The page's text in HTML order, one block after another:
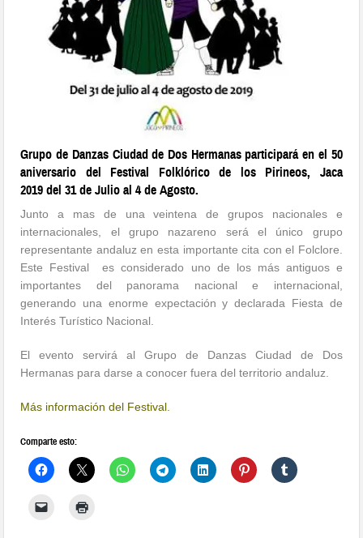
Grupo de Danzas Ciudad de Dos Hermanas participará en el 50
aniversario del Festival Folklórico de los Pirineos, Jaca
2019 del 31 de Julio al 4 de Agosto.
Junto a mas de una veintena de grupos nacionales e
internacionales, el grupo nazareno será el único grupo
representante andaluz en esta importante cita con el Folclore.
Este Festival es considerado uno de los más antiguos e
importantes del panorama nacional e internacional,
generando una enorme expectación y declarada Fiesta de
Interés Turístico Nacional.
El evento servirá al Grupo de Danzas Ciudad de Dos
Hermanas para darse a conocer fuera del territorio andaluz.
Más información del Festival.
Comparte esto: